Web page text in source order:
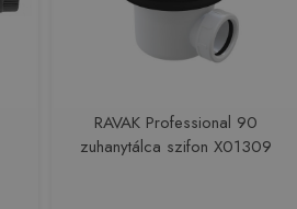
RAVAK Professional 90
zuhanytálca szifon X01309